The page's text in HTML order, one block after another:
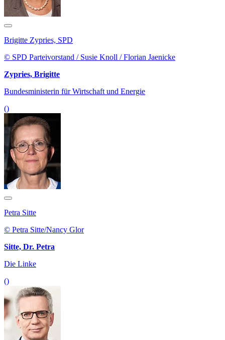
Brigitte Zypries, SPD
© SPD Parteivorstand / Susie Knoll / Florian Jaenicke
Zypries, Brigitte
Bundesministerin für Wirtschaft und Energie
()
Petra Sitte
© Petra Sitte/Nancy Glor
Sitte, Dr. Petra
Die Linke
()